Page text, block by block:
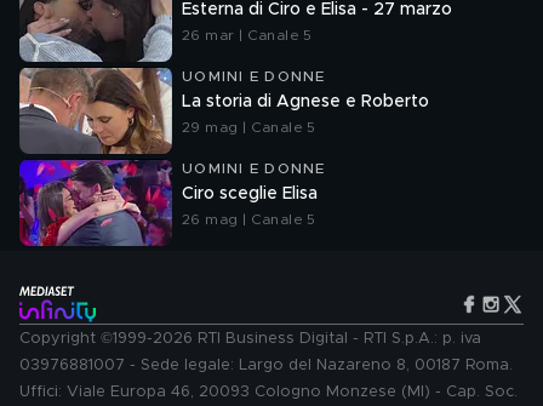
Esterna di Ciro e Elisa - 27 marzo
26 mar | Canale 5
UOMINI E DONNE
La storia di Agnese e Roberto
29 mag | Canale 5
UOMINI E DONNE
Ciro sceglie Elisa
26 mag | Canale 5
Copyright ©1999-2026 RTI Business Digital - RTI S.p.A.: p. iva
03976881007 - Sede legale: Largo del Nazareno 8, 00187 Roma.
Uffici: Viale Europa 46, 20093 Cologno Monzese (MI) - Cap. Soc.